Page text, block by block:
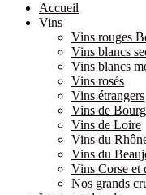
Accueil
Vins
Vins rouges
Vins blancs
Vins blancs
Vins rosés
Vins étrangers
Vins de
Vins de Loire
Vins du
Vins du
Vins Corse et
Nos grands